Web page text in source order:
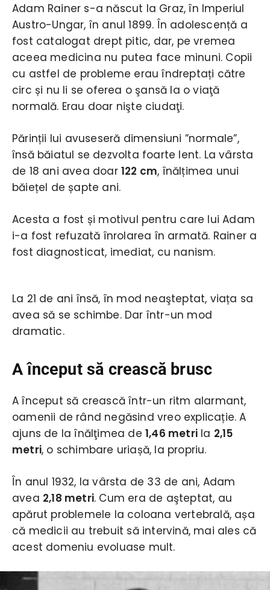
Adam Rainer s-a născut la Graz, în Imperiul
Austro-Ungar, în anul 1899. În adolescență a
fost catalogat drept pitic, dar, pe vremea
aceea medicina nu putea face minuni. Copii
cu astfel de probleme erau îndreptați către
circ și nu li se oferea o şansă la o viaţă
normală. Erau doar nişte ciudaţi.
Părinții lui avuseseră dimensiuni ”normale”,
însă băiatul se dezvolta foarte lent. La vârsta
de 18 ani avea doar 122 cm, înălțimea unui
băiețel de șapte ani.
Acesta a fost și motivul pentru care lui Adam
i-a fost refuzată înrolarea în armată. Rainer a
fost diagnosticat, imediat, cu nanism.
La 21 de ani însă, în mod neaşteptat, viața sa
avea să se schimbe. Dar într-un mod
dramatic.
A început să crească brusc
A început să crească într-un ritm alarmant,
oamenii de rând negăsind vreo explicație. A
ajuns de la înălţimea de 1,46 metri la 2,15
metri, o schimbare uriașă, la propriu.
În anul 1932, la vârsta de 33 de ani, Adam
avea 2,18 metri. Cum era de aşteptat, au
apărut problemele la coloana vertebrală, așa
că medicii au trebuit să intervină, mai ales că
acest domeniu evoluase mult.